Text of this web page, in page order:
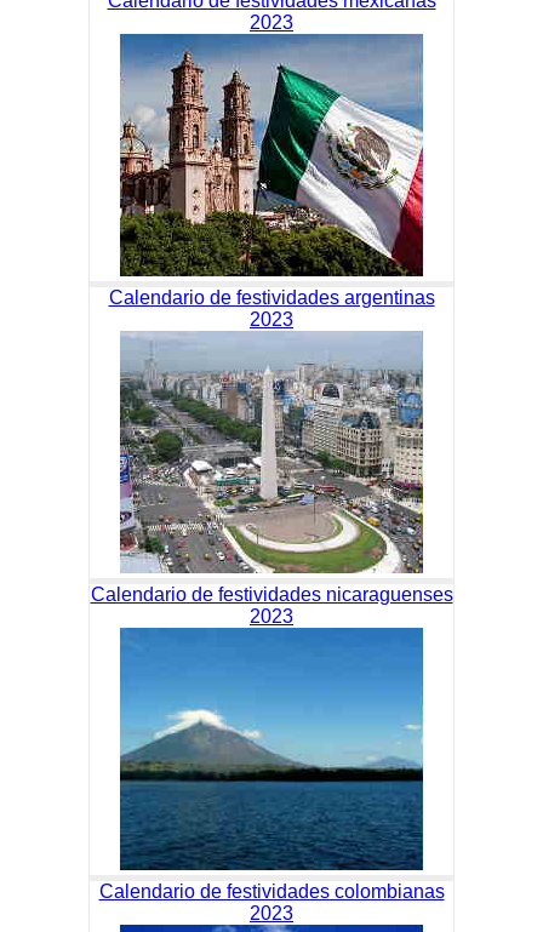
2023
Calendario de festividades argentinas
2023
Calendario de festividades nicaraguenses
2023
Calendario de festividades colombianas
2023